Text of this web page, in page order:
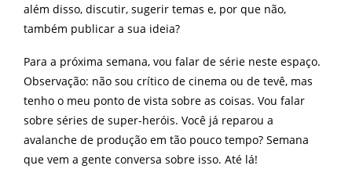
além disso, discutir, sugerir temas e, por que não,
também publicar a sua ideia?
Para a próxima semana, vou falar de série neste espaço.
Observação: não sou crítico de cinema ou de tevê, mas
tenho o meu ponto de vista sobre as coisas. Vou falar
sobre séries de super-heróis. Você já reparou a
avalanche de produção em tão pouco tempo? Semana
que vem a gente conversa sobre isso. Até lá!